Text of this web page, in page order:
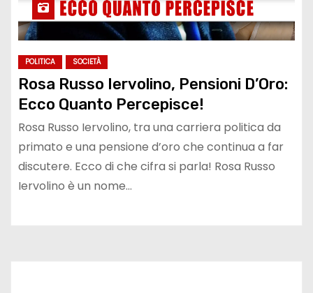
POLITICA SOCIETÀ
Rosa Russo Iervolino, Pensioni D’Oro:
Ecco Quanto Percepisce!
Rosa Russo Iervolino, tra una carriera politica da
primato e una pensione d’oro che continua a far
discutere. Ecco di che cifra si parla! Rosa Russo
Iervolino è un nome…